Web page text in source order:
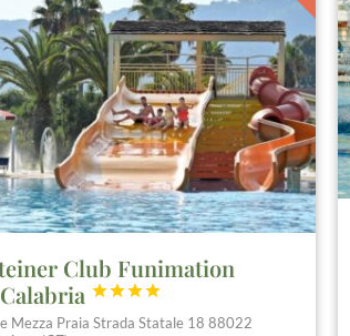
Club Funimation




Mezza Praia Strada Statale 18 88022